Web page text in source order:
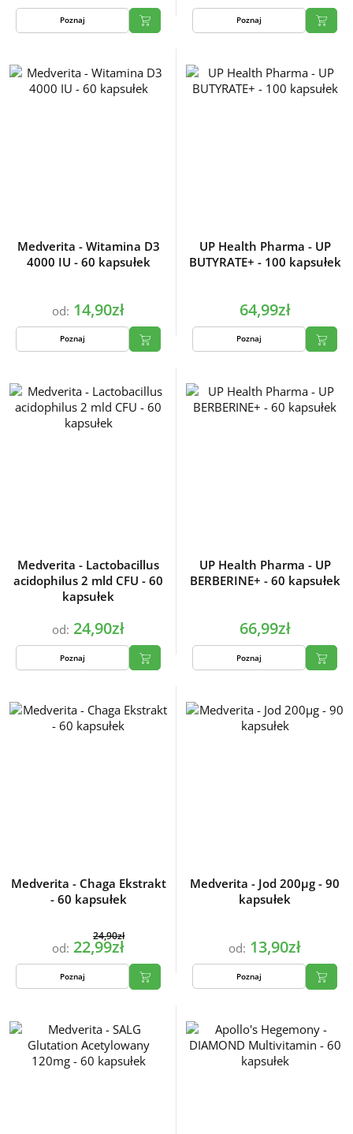
Poznaj Poznaj
Medverita - Witamina D3
4000 IU - 60 kapsułek
od: 14,90zł
Poznaj
UP Health Pharma - UP
BUTYRATE+ - 100 kapsułek
64,99zł
Poznaj
Medverita - Lactobacillus
acidophilus 2 mld CFU - 60
kapsułek
od: 24,90zł
Poznaj
UP Health Pharma - UP
BERBERINE+ - 60 kapsułek
66,99zł
Poznaj
Medverita - Chaga Ekstrakt
- 60 kapsułek
od:
24,90zł
22,99zł
Poznaj
Medverita - Jod 200µg - 90
kapsułek
od: 13,90zł
Poznaj